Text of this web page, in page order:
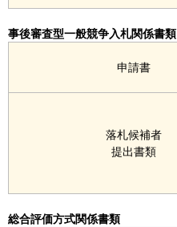
事後審査型一般競争入札関係書類
申請書
落札候補者
提出書類
総合評価方式関係書類